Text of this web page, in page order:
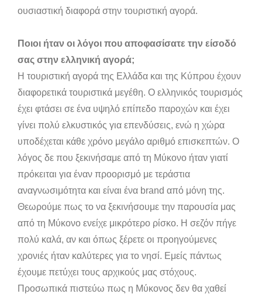
ουσιαστική διαφορά στην τουριστική αγορά.
Ποιοι ήταν οι λόγοι που αποφασίσατε την είσοδό
σας στην ελληνική αγορά;
Η τουριστική αγορά της Ελλάδα και της Κύπρου έχουν
διαφορετικά τουριστικά μεγέθη. Ο ελληνικός τουρισμός
έχει φτάσει σε ένα υψηλό επίπεδο παροχών και έχει
γίνει πολύ ελκυστικός για επενδύσεις, ενώ η χώρα
υποδέχεται κάθε χρόνο μεγάλο αριθμό επισκεπτών. Ο
λόγος δε που ξεκινήσαμε από τη Μύκονο ήταν γιατί
πρόκειται για έναν προορισμό με τεράστια
αναγνωσιμότητα και είναι ένα brand από μόνη της.
Θεωρούμε πως το να ξεκινήσουμε την παρουσία μας
από τη Μύκονο ενείχε μικρότερο ρίσκο. Η σεζόν πήγε
πολύ καλά, αν και όπως ξέρετε οι προηγούμενες
χρονιές ήταν καλύτερες για το νησί. Εμείς πάντως
έχουμε πετύχει τους αρχικούς μας στόχους.
Προσωπικά πιστεύω πως η Μύκονος δεν θα χαθεί